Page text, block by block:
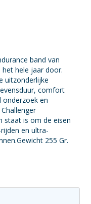
band van
het hele jaar door.
uitzonderlijke
comfort
onderzoek en
staat is om de eisen
en ultra-
255 Gr.